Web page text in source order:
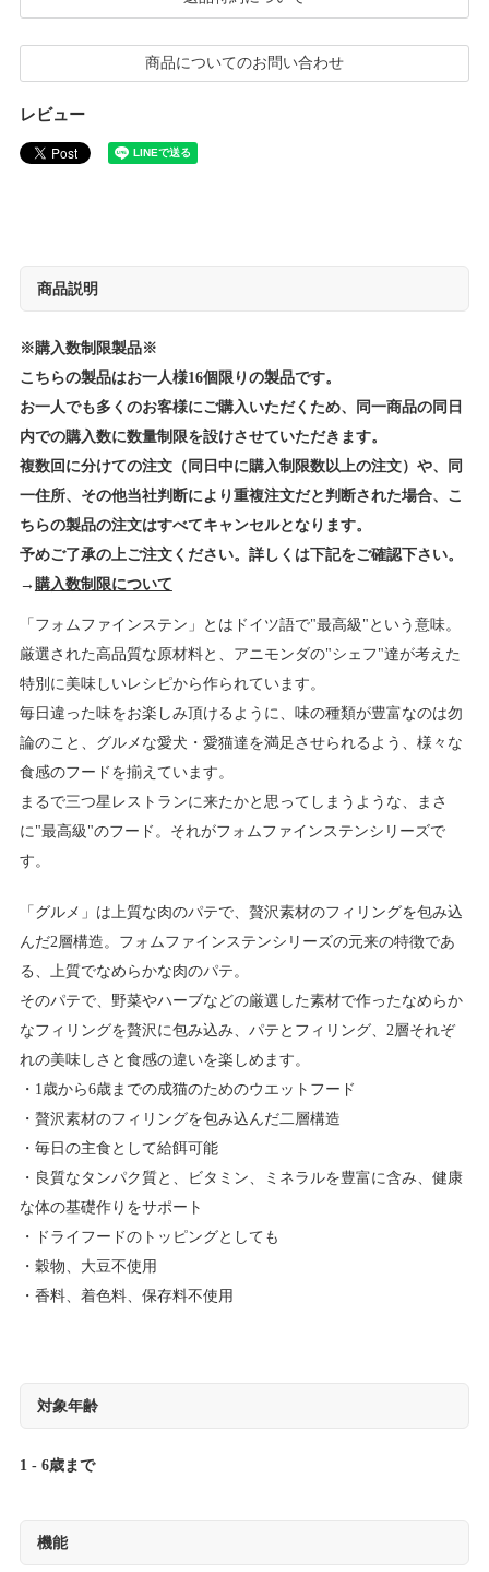
商品についてのお問い合わせ
レビュー
商品説明
※購入数制限製品※
こちらの製品はお一人様16個限りの製品です。
お一人でも多くのお客様にご購入いただくため、同一商品の同日
内での購入数に数量制限を設けさせていただきます。
複数回に分けての注文（同日中に購入制限数以上の注文）や、同
一住所、その他当社判断により重複注文だと判断された場合、こ
ちらの製品の注文はすべてキャンセルとなります。
予めご了承の上ご注文ください。詳しくは下記をご確認下さい。
→ 購入数制限について
「フォムファインステン」とはドイツ語で"最高級"という意味。
厳選された高品質な原材料と、アニモンダの"シェフ"達が考えた
特別に美味しいレシピから作られています。
毎日違った味をお楽しみ頂けるように、味の種類が豊富なのは勿
論のこと、グルメな愛犬・愛猫達を満足させられるよう、様々な
食感のフードを揃えています。
まるで三つ星レストランに来たかと思ってしまうような、まさ
に"最高級"のフード。それがフォムファインステンシリーズで
す。
「グルメ」は上質な肉のパテで、贅沢素材のフィリングを包み込
んだ2層構造。フォムファインステンシリーズの元来の特徴であ
る、上質でなめらかな肉のパテ。
そのパテで、野菜やハーブなどの厳選した素材で作ったなめらか
なフィリングを贅沢に包み込み、パテとフィリング、2層それぞ
れの美味しさと食感の違いを楽しめます。
1歳から6歳までの成猫のためのウエットフード
贅沢素材のフィリングを包み込んだ二層構造
毎日の主食として給餌可能
良質なタンパク質と、ビタミン、ミネラルを豊富に含み、健康
な体の基礎作りをサポート
ドライフードのトッピングとしても
穀物、大豆不使用
香料、着色料、保存料不使用
対象年齢
1 - 6歳まで
機能